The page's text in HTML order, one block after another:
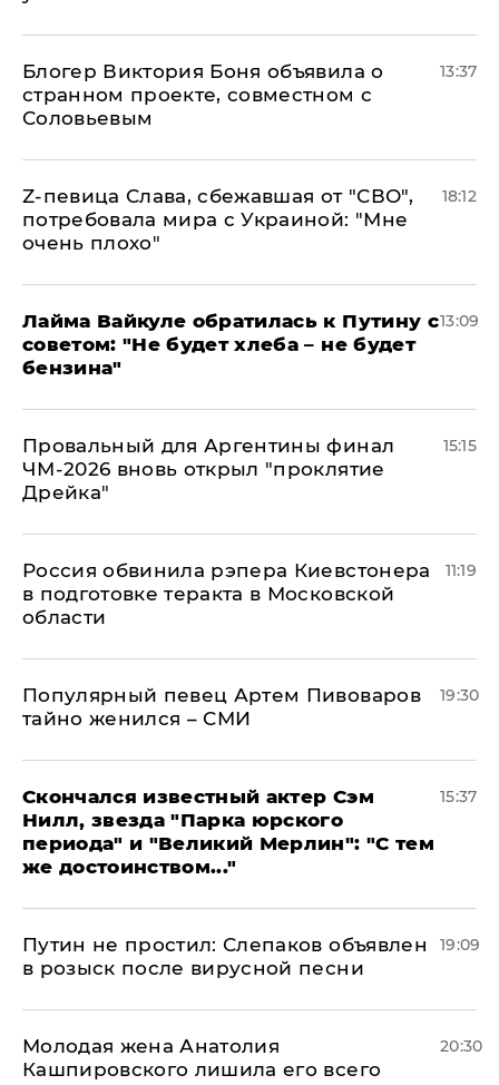
Блогер Виктория Боня объявила о
странном проекте, совместном с
Соловьевым
13:37
Z-певица Слава, сбежавшая от "СВО",
потребовала мира с Украиной: "Мне
очень плохо"
18:12
Лайма Вайкуле обратилась к Путину с
советом: "Не будет хлеба – не будет
бензина"
13:09
Провальный для Аргентины финал
ЧМ-2026 вновь открыл "проклятие
Дрейка"
15:15
Россия обвинила рэпера Киевстонера
в подготовке теракта в Московской
области
11:19
Популярный певец Артем Пивоваров
тайно женился – СМИ
19:30
Скончался известный актер Сэм
Нилл, звезда "Парка юрского
периода" и "Великий Мерлин": "С тем
же достоинством..."
15:37
Путин не простил: Слепаков объявлен
в розыск после вирусной песни
19:09
Молодая жена Анатолия
Кашпировского лишила его всего
20:30